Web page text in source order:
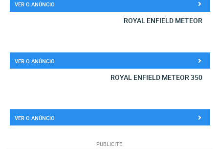
VER O ANÚNCIO
ROYAL ENFIELD METEOR
VER O ANÚNCIO
ROYAL ENFIELD METEOR 350
VER O ANÚNCIO